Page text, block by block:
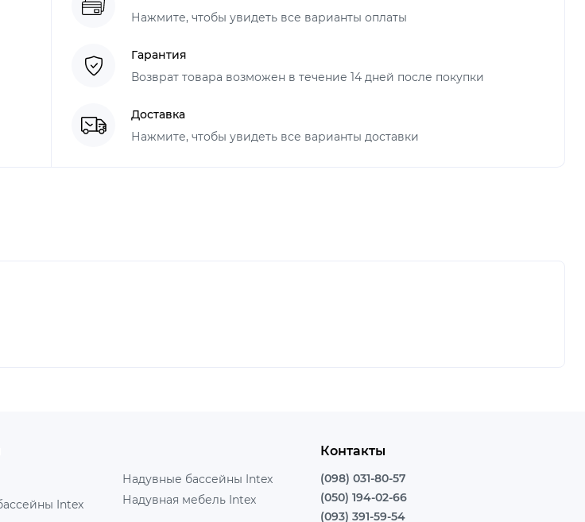
Нажмите, чтобы увидеть все варианты оплаты
Гарантия
Возврат товара возможен в течение 14 дней после покупки
Доставка
Нажмите, чтобы увидеть все варианты доставки
Intex
Надувные бассейны Intex
Надувная мебель Intex
Контакты
(098) 031-80-57
(050) 194-02-66
(093) 391-59-54